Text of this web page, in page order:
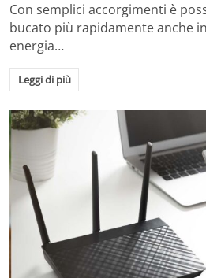
Con semplici accorgimenti è
bucato più rapidamente anche
energia…
Leggi di più